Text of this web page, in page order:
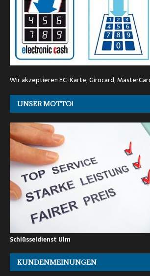
Wir akzeptieren EC-Karte, Girocard,
UNSER MOTTO!
Schlüsseldienst Ulm
KUNDENMEINUNGEN